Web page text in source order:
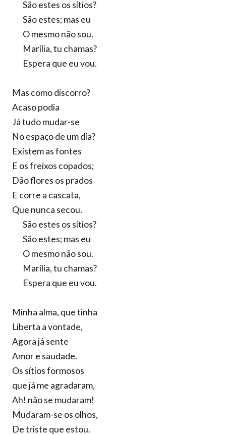
São estes os sítios?
São estes; mas eu
O mesmo não sou.
Marília, tu chamas?
Espera que eu vou.
Mas como discorro?
Acaso podia
Já tudo mudar-se
No espaço de um dia?
Existem as fontes
E os freixos copados;
Dão flores os prados
E corre a cascata,
Que nunca secou.
São estes os sítios?
São estes; mas eu
O mesmo não sou.
Marília, tu chamas?
Espera que eu vou.
Minha alma, que tinha
Liberta a vontade,
Agora já sente
Amor e saudade.
Os sítios formosos
que já me agradaram,
Ah! não se mudaram!
Mudaram-se os olhos,
De triste que estou.